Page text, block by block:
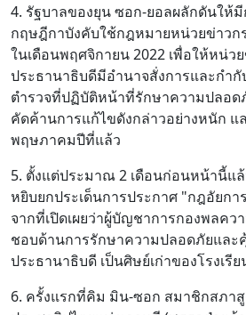
4. รัฐบาลของยุน ซอก-ยอลผลักดันให้
กฤษฎีกาบังคับใช้กฎหมายหน่วยข่าวก
ในเดือนพฤศจิกายน 2022 เพื่อให้หน่ว
ประธานาธิบดีมีอำนาจสั่งการและกำ
ตำรวจที่ปฏิบัติหน้าที่รักษาความปลอด
คัดค้านการแก้ไขดังกล่าวอย่างหนัก แ
พฤษภาคมปีที่แล้ว
5. ตั้งแต่ประมาณ 2 เดือนก่อนหน้านี้แ
หยิบยกประเด็นการประกาศ "กฎอัยก
จากที่เปิดเผยว่าผู้บัญชาการกองพลคว
ชอบด้านการรักษาความปลอดภัยและ
ประธานาธิบดี เป็นศิษย์เก่าของโรงเรี
6. ครั้งแรกที่คิม มิน-ซอก สมาชิกสภา